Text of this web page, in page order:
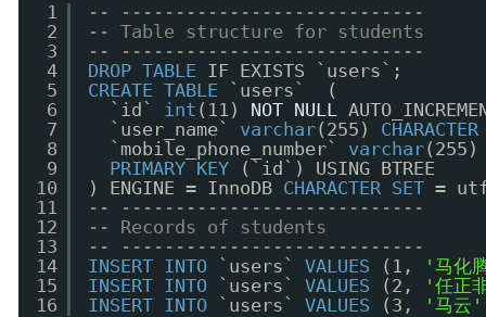
1
2
3
4
5
6
7
8
9
10
11
12
13
14
15
16
-- ----------------------------
-- Table structure for students
-- ----------------------------
DROP TABLE
IF EXISTS `users`;
CREATE TABLE
`users`  (
`id` int (11) NOT NULL
`user_name` varchar(255) CHARACTER
`mobile_phone_number` varchar
PRIMARY KEY
(`id`) USING BTREE
) ENGINE = InnoDB CHARACTER SET =
-- ----------------------------
-- Records of students
-- ----------------------------
INSERT INTO `users` VALUES (1,
'马化
INSERT INTO `users` VALUES (2,
'任正
INSERT INTO `users` VALUES (3, '马云'